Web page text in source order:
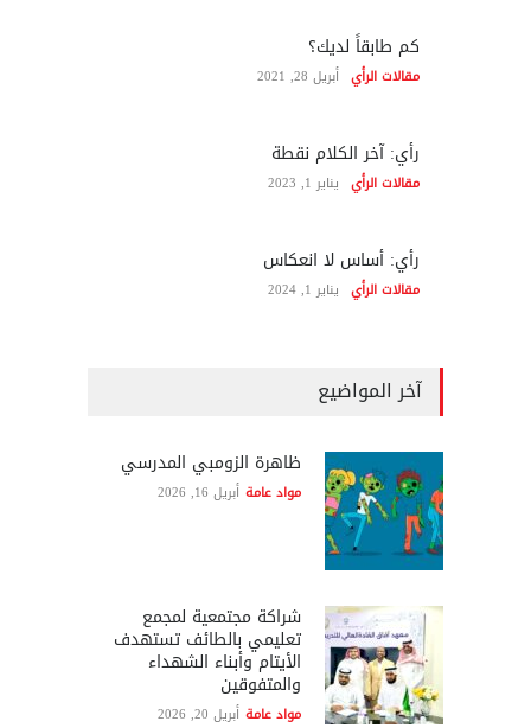
كم طابقاً لديك؟
مقالات الرأي أبريل 28, 2021
رأي: آخر الكلام نقطة
مقالات الرأي يناير 1, 2023
رأي: أساس لا انعكاس
مقالات الرأي يناير 1, 2024
آخر المواضيع
ظاهرة الزومبي المدرسي
مواد عامة أبريل 16, 2026
شراكة مجتمعية لمجمع
تعليمي بالطائف تستهدف
الأيتام وأبناء الشهداء
والمتفوقين
مواد عامة أبريل 20, 2026